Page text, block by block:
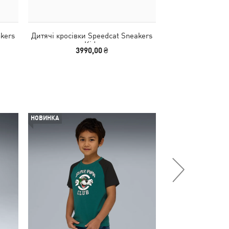
Дитячі кросівки Speedcat Sneakers
Kids
3990,00 ₴
НОВИНКА